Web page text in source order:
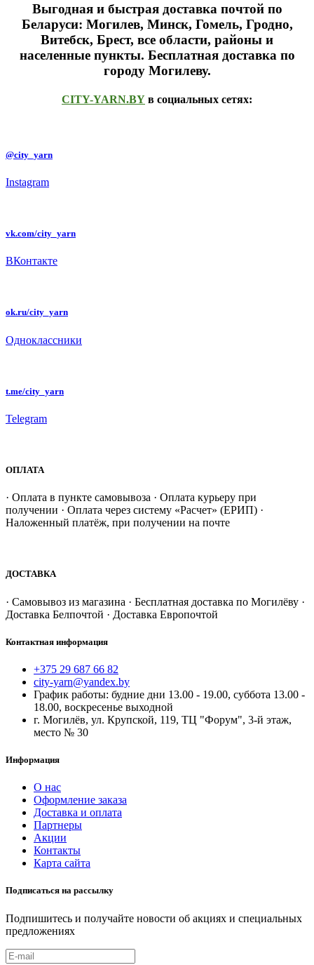
Выгодная и быстрая доставка почтой по
Беларуси: Могилев, Минск, Гомель, Гродно,
Витебск, Брест, все области, районы и
населенные пункты. Бесплатная доставка по
городу Могилеву.
CITY-YARN.BY в социальных сетях:
@city_yarn
Instagram
vk.com/city_yarn
ВКонтакте
ok.ru/city_yarn
Одноклассники
t.me/city_yarn
Telegram
ОПЛАТА
· Оплата в пункте самовывоза · Оплата курьеру при
получении · Оплата через систему «Расчет» (ЕРИП) ·
Наложенный платёж, при получении на почте
ДОСТАВКА
· Самовывоз из магазина · Бесплатная доставка по Могилёву ·
Доставка Белпочтой · Доставка Европочтой
Контактная информация
+375 29 687 66 82
city-yarn@yandex.by
График работы: будние дни 13.00 - 19.00, суббота 13.00 -
18.00, воскресенье выходной
г. Могилёв, ул. Крупской, 119, ТЦ "Форум", 3-й этаж,
место № 30
Информация
О нас
Оформление заказа
Доставка и оплата
Партнеры
Акции
Контакты
Карта сайта
Подписаться на рассылку
Подпишитесь и получайте новости об акциях и специальных
предложениях